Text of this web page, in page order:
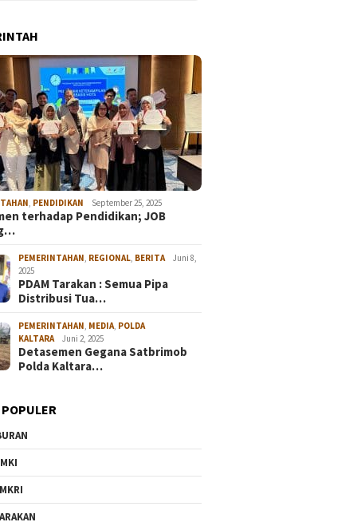
PENDIDIKAN September 25, 2025
terhadap Pendidikan; JOB
PEMERINTAHAN REGIONAL BERITA
Juni 8,
2025
PDAM Tarakan : Semua Pipa
Distribusi Tua…
PEMERINTAHAN MEDIA POLDA
KALTARA
Juni 2, 2025
Detasemen Gegana Satbrimob
Polda Kaltara…